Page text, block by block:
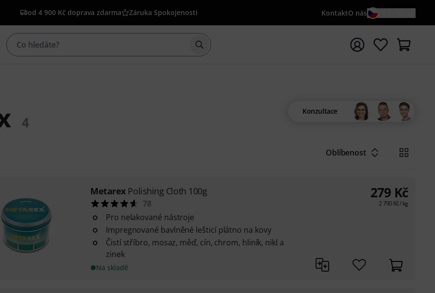
od 4 900 Kč doprava zdarma Záruka Spokojenosti KontaktO nás
Začít vyhledávání s vyhledávaným výrazem {searchTerm}
4
Konzultace
Oblíbenost
Metarex Polishing Cloth 100g
78
Pro nelakované nástroje
Impregnované bavlněné lešticí plátno na kovy
Čistí stříbro, mosaz, měď, cín, chrom, hliník, nikl a
zinek
Na skladě
279 Kč
2 790 Kč/ kg